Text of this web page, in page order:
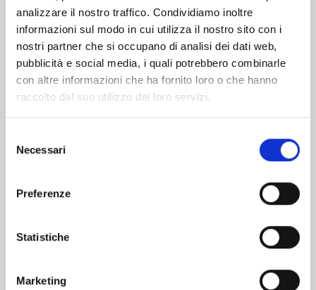
analizzare il nostro traffico. Condividiamo inoltre
informazioni sul modo in cui utilizza il nostro sito con i
nostri partner che si occupano di analisi dei dati web,
pubblicità e social media, i quali potrebbero combinarle
con altre informazioni che ha fornito loro o che hanno
raccolto dal suo utilizzo dei loro servizi.
delNecessari
Preferenze
Statistiche
Marketing